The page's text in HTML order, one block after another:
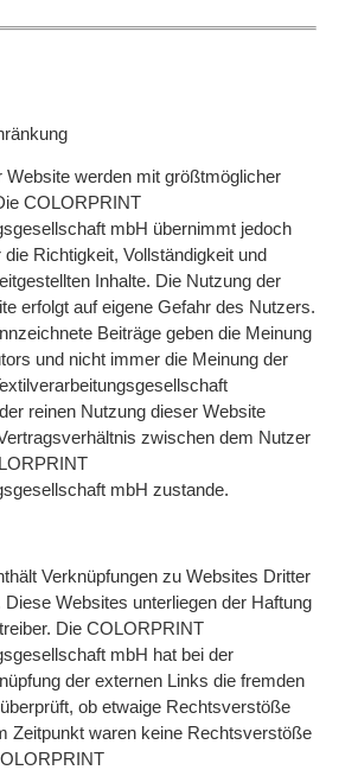
Website werden mit größtmöglicher
COLORPRINT
mbH übernimmt jedoch
Richtigkeit, Vollständigkeit und
Inhalte. Die Nutzung der
erfolgt auf eigene Gefahr des Nutzers.
Beiträge geben die Meinung
und nicht immer die Meinung der
reinen Nutzung dieser Website
zwischen dem Nutzer
mbH zustande.
Verknüpfungen zu Websites Dritter
Diese Websites unterliegen der Haftung
Die COLORPRINT
mbH hat bei der
der externen Links die fremden
ob etwaige Rechtsverstöße
Zeitpunkt waren keine Rechtsverstöße